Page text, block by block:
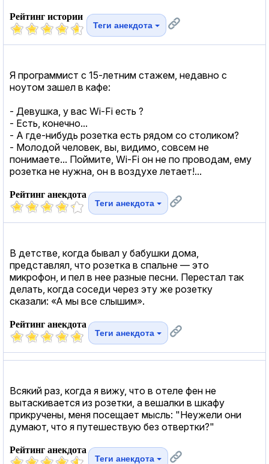
Рейтинг истории
Теги анекдота
Я программист с 15-летним стажем, недавно с
ноутом зашел в кафе:
- Девушка, у вас Wi-Fi есть ?
- Есть, конечно...
- А где-нибудь розетка есть рядом со столиком?
- Молодой человек, вы, видимо, совсем не
понимаете... Поймите, Wi-Fi он не по проводам, ему
розетка не нужна, он в воздухе летает!...
Рейтинг анекдота
Теги анекдота
В детстве, когда бывал у бабушки дома,
представлял, что розетка в спальне — это
микрофон, и пел в нее разные песни. Перестал так
делать, когда соседи через эту же розетку
сказали: «А мы все слышим».
Рейтинг анекдота
Теги анекдота
Всякий раз, когда я вижу, что в отеле фен не
вытаскивается из розетки, а вешалки в шкафу
прикручены, меня посещает мысль: "Неужели они
думают, что я путешествую без отвертки?"
Рейтинг анекдота
Теги анекдота